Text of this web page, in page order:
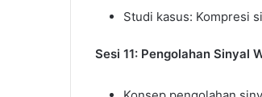
Studi kasus: Kompresi
Sesi 11: Pengolahan Sinyal